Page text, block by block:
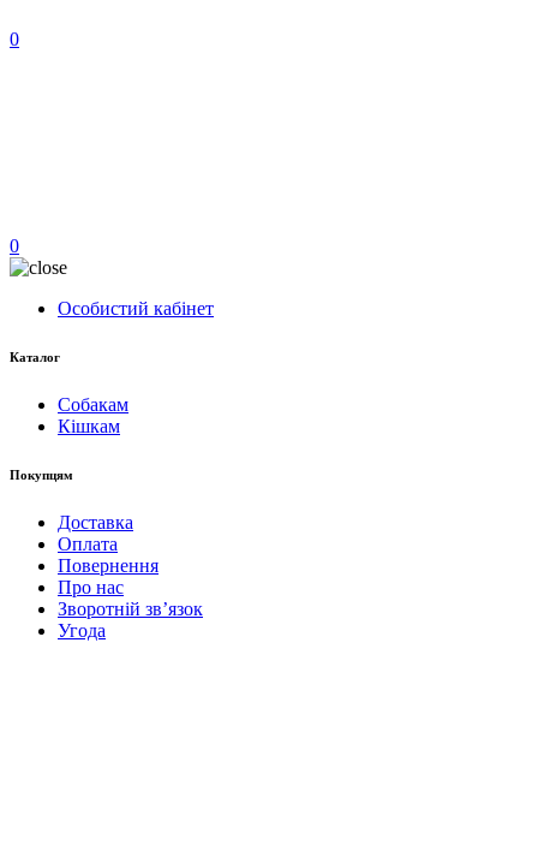
0
0
Особистий кабінет
Каталог
Собакам
Кішкам
Покупцям
Доставка
Оплата
Повернення
Про нас
Зворотній зв’язок
Угода